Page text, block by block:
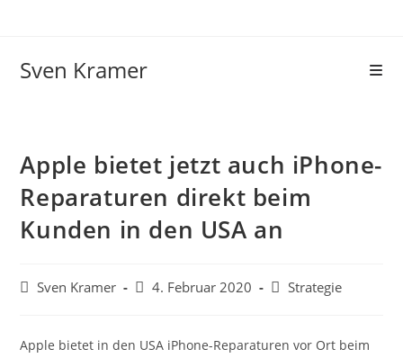
Sven Kramer
Apple bietet jetzt auch iPhone-
Reparaturen direkt beim
Kunden in den USA an
Sven Kramer 4. Februar 2020 Strategie
Apple bietet in den USA iPhone-Reparaturen vor Ort beim